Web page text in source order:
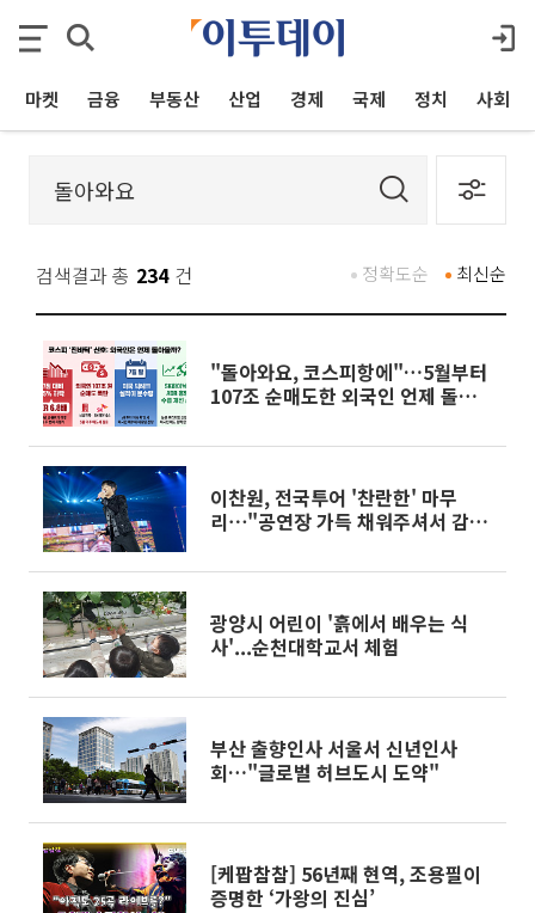
마켓 금융 부동산 산업 경제 국제 정치 사회
검색결과 총 234 건 최신순
정확도순
"돌아와요, 코스피항에"…5월부터
107조 순매도한 외국인 언제 돌아오
이찬원, 전국투어 '찬란한' 마무
리⋯"공연장 가득 채워주셔서 감
광양시 어린이 '흙에서 배우는 식
사'...순천대학교서 체험
부산 출향인사 서울서 신년인사
회…"글로벌 허브도시 도약"
[케팝참참] 56년째 현역, 조용필이
증명한 ‘가왕의 진심’